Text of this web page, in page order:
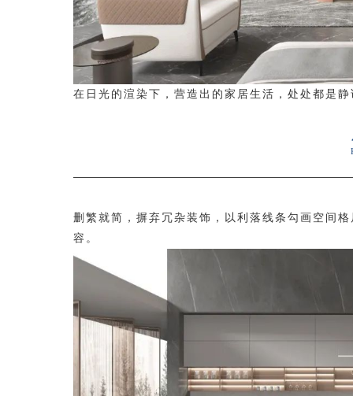
在日光的渲染下，营造出的家居生活，处处都是
删繁就简，摒弃冗杂装饰，以利落线条勾画空间
容。